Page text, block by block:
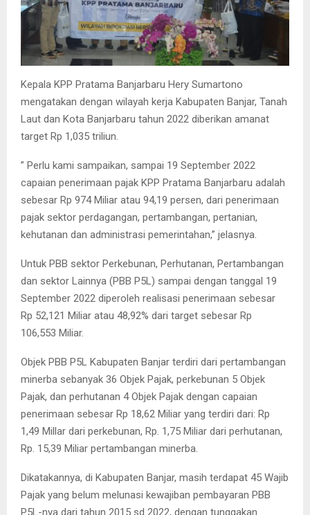
Kepala KPP Pratama Banjarbaru Hery Sumartono
mengatakan dengan wilayah kerja Kabupaten Banjar, Tanah
Laut dan Kota Banjarbaru tahun 2022 diberikan amanat
target Rp 1,035 triliun.
” Perlu kami sampaikan, sampai 19 September 2022
capaian penerimaan pajak KPP Pratama Banjarbaru adalah
sebesar Rp 974 Miliar atau 94,19 persen, dari penerimaan
pajak sektor perdagangan, pertambangan, pertanian,
kehutanan dan administrasi pemerintahan,” jelasnya.
Untuk PBB sektor Perkebunan, Perhutanan, Pertambangan
dan sektor Lainnya (PBB P5L) sampai dengan tanggal 19
September 2022 diperoleh realisasi penerimaan sebesar
Rp 52,121 Miliar atau 48,92% dari target sebesar Rp
106,553 Miliar.
Objek PBB P5L Kabupaten Banjar terdiri dari pertambangan
minerba sebanyak 36 Objek Pajak, perkebunan 5 Objek
Pajak, dan perhutanan 4 Objek Pajak dengan capaian
penerimaan sebesar Rp 18,62 Miliar yang terdiri dari: Rp
1,49 Millar dari perkebunan, Rp. 1,75 Miliar dari perhutanan,
Rp. 15,39 Miliar pertambangan minerba.
Dikatakannya, di Kabupaten Banjar, masih terdapat 45 Wajib
Pajak yang belum melunasi kewajiban pembayaran PBB
P5L-nya dari tahun 2015 sd 2022, dengan tunggakan